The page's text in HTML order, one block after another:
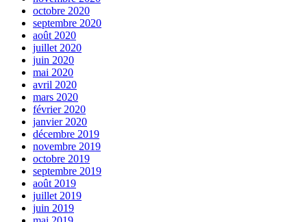
octobre 2020
septembre 2020
août 2020
juillet 2020
juin 2020
mai 2020
avril 2020
mars 2020
février 2020
janvier 2020
décembre 2019
novembre 2019
octobre 2019
septembre 2019
août 2019
juillet 2019
juin 2019